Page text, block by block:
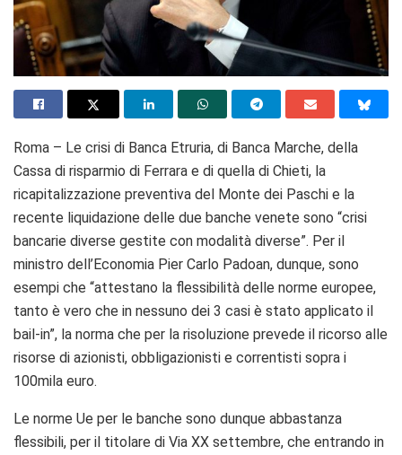
Roma – Le crisi di Banca Etruria, di Banca Marche, della
Cassa di risparmio di Ferrara e di quella di Chieti, la
ricapitalizzazione preventiva del Monte dei Paschi e la
recente liquidazione delle due banche venete sono “crisi
bancarie diverse gestite con modalità diverse”. Per il
ministro dell’Economia Pier Carlo Padoan, dunque, sono
esempi che “attestano la flessibilità delle norme europee,
tanto è vero che in nessuno dei 3 casi è stato applicato il
bail-in”, la norma che per la risoluzione prevede il ricorso alle
risorse di azionisti, obbligazionisti e correntisti sopra i
100mila euro.
Le norme Ue per le banche sono dunque abbastanza
flessibili, per il titolare di Via XX settembre, che entrando in